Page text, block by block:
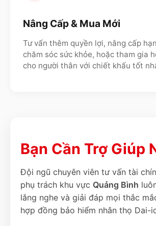
Nâng Cấp & Mua Mới
Tư vấn thêm quyền lợi, nâng cấp
chăm sóc sức khỏe, hoặc tham gia
cho người thân với chiết khấu tốt
Bạn Cần Trợ Giúp
Đội ngũ chuyên viên tư vấn tài
phụ trách khu vực Quảng Bình
lắng nghe và giải đáp mọi thắc
hợp đồng bảo hiểm nhân thọ Dai-